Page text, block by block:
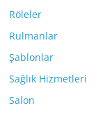
Röleler
Rulmanlar
Şablonlar
Sağlık Hizmetleri
Salon